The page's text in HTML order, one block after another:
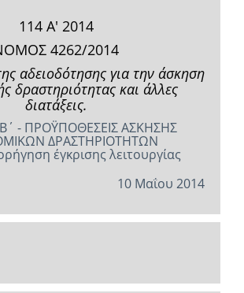
114 Α' 2014
4262/2014
αδειοδότησης για την άσκηση
δραστηριότητας και άλλες
διατάξεις.
- ΠΡΟΫΠΟΘΕΣΕΙΣ ΑΣΚΗΣΗΣ
ΔΡΑΣΤΗΡΙΟΤΗΤΩΝ
έγκρισης λειτουργίας
10 Μαΐου 2014